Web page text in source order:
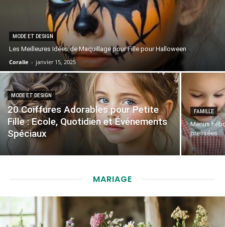
MODE ET DESIGN
Les Meilleures Idées de Maquillage pour Fille pour Halloween
Coralie - janvier 15, 2025
MODE ET DESIGN
20 Coiffures Adorables pour Petite
Fille : Ecole, Quotidien et Événements
Spéciaux
FAMILLE
Menus
pressées
MARIAGE